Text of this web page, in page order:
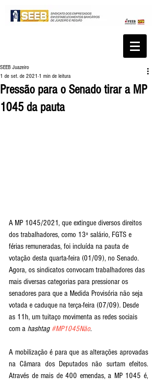
Pressão para o Senado tirar a MP
1045 da pauta
SEEB Juazeiro
1 de set. de 2021 1 min de leitura
A MP 1045/2021, que extingue diversos direitos
dos trabalhadores, como 13º salário, FGTS e
férias remuneradas, foi incluída na pauta de
votação desta quarta-feira (01/09), no Senado.
Agora, os sindicatos convocam trabalhadores das
mais diversas categorias para pressionar os
senadores para que a Medida Provisória não seja
votada e caduque na terça-feira (07/09). Desde
as 11h, um tuitaço movimenta as redes sociais
com a hashtag #MP1045Não.
A mobilização é para que as alterações aprovadas
na Câmara dos Deputados não surtam efeitos.
Através de mais de 400 emendas, a MP 1045 é,